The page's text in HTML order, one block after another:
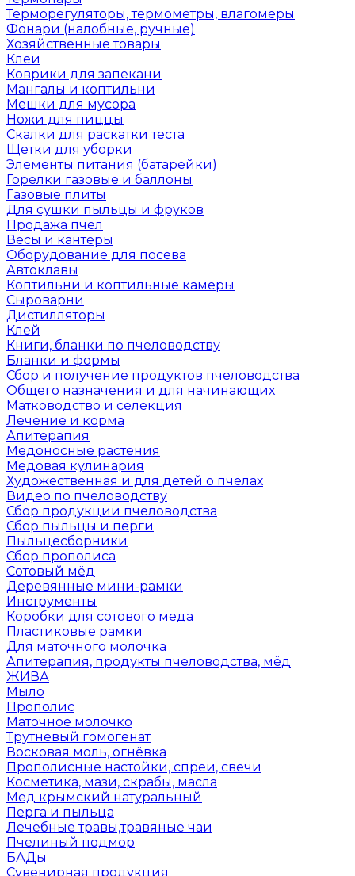
Терморегуляторы, термометры, влагомеры
Фонари (налобные, ручные)
Хозяйственные товары
Клеи
Коврики для запекани
Мангалы и коптильни
Мешки для мусора
Ножи для пиццы
Скалки для раскатки теста
Щетки для уборки
Элементы питания (батарейки)
Горелки газовые и баллоны
Газовые плиты
Для сушки пыльцы и фруков
Продажа пчел
Весы и кантеры
Оборудование для посева
Автоклавы
Коптильни и коптильные камеры
Сыроварни
Дистилляторы
Клей
Книги, бланки по пчеловодству
Бланки и формы
Сбор и получение продуктов пчеловодства
Общего назначения и для начинающих
Матководство и селекция
Лечение и корма
Апитерапия
Медоносные растения
Медовая кулинария
Художественная и для детей о пчелах
Видео по пчеловодству
Сбор продукции пчеловодства
Сбор пыльцы и перги
Пыльцесборники
Сбор прополиса
Сотовый мёд
Деревянные мини-рамки
Инструменты
Коробки для сотового меда
Пластиковые рамки
Для маточного молочка
Апитерапия, продукты пчеловодства, мёд
ЖИВА
Мыло
Прополис
Маточное молочко
Трутневый гомогенат
Восковая моль, огнёвка
Прополисные настойки, спреи, свечи
Косметика, мази, скрабы, масла
Мед крымский натуральный
Перга и пыльца
Лечебные травы,травяные чаи
Пчелиный подмор
БАДы
Сувенирная продукция